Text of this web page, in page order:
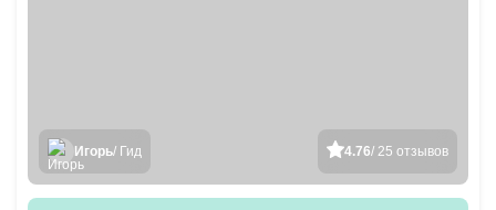
4.76/ 25 отзывов
Игорь/ Гид